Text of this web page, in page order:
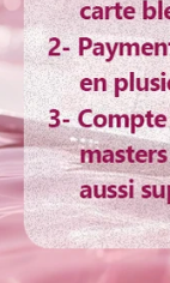
Bandes élastique
Colorable ou
Lisser ou boucler au